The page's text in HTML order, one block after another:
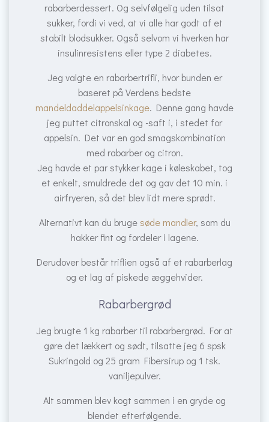
rabarberdessert. Og selvfølgelig uden tilsat
sukker, fordi vi ved, at vi alle har godt af et
stabilt blodsukker. Også selvom vi hverken har
insulinresistens eller type 2 diabetes.
Jeg valgte en rabarbertrifli, hvor bunden er
baseret på Verdens bedste
mandeldaddelappelsinkage. Denne gang havde
jeg puttet citronskal og -saft i, i stedet for
appelsin. Det var en god smagskombination
med rabarber og citron.
Jeg havde et par stykker kage i køleskabet, tog
et enkelt, smuldrede det og gav det 10 min. i
airfryeren, så det blev lidt mere sprødt.
Alternativt kan du brugesøde mandler, som du
hakker fint og fordeler i lagene.
Derudover består triflien også af et rabarberlag
og et lag af piskede æggehvider.
Rabarbergrød
Jeg brugte 1 kg rabarber til rabarbergrød. For at
gøre det lækkert og sødt, tilsatte jeg 6 spsk
Sukringold og 25 gram Fibersirup og 1 tsk.
vaniljepulver.
Alt sammen blev kogt sammen i en gryde og
blendet efterfølgende.